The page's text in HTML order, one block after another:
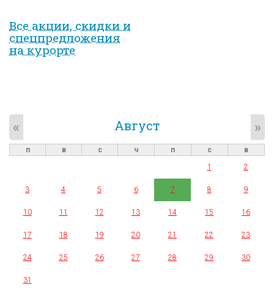
Все акции, скидки и
спец­предложе­ния
на курорте
Август
« »
п в с ч п с
в
1
2
3 4 5 6 7 8 9
10 11 12 13 14 15 16
17 18 19 20 21 22 23
24 25 26 27 28 29 30
31